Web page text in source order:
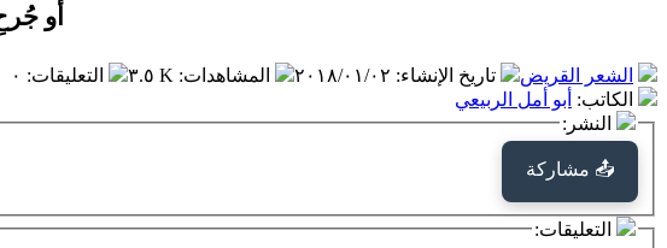
أو
الشعر القريض تاريخ الإنشاء: ٢٠١٨/٠١/٠٢ المشاهدات: ٣.٥ K التعليقات: ٠
الكاتب: أبو أمل الربيعي
النشر:
📤 مشاركة
التعليقات: